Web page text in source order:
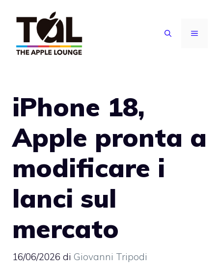
contenuto
MENU
iPhone 18,
Apple pronta a
modificare i
lanci sul
mercato
16/06/2026 di Giovanni Tripodi